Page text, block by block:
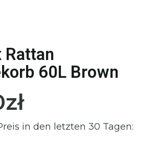
Rattan
60L Brown
zł
in den letzten 30 Tagen: